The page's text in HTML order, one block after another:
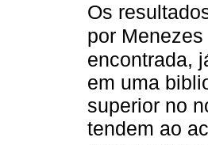
Os
por Menezes
encontrada,
em uma
superior no
tendem ao